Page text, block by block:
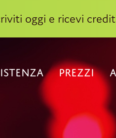
oggi e ricevi
PREZZI